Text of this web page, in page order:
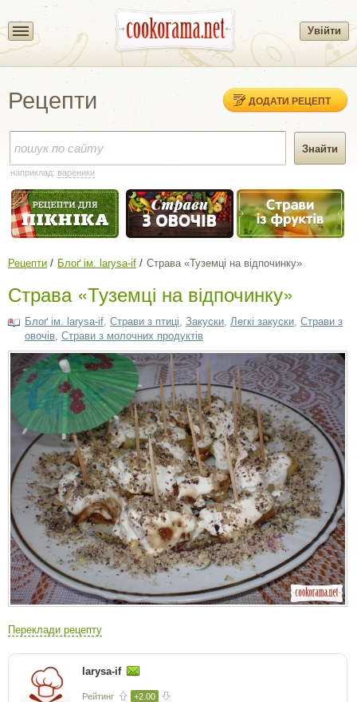
Увійти
Рецепти ДОДАТИ РЕЦЕПТ
наприклад: вареники
Рецепти Блоґ ім. larysa-if Страва «Туземці на відпочинку»
Страва «Туземці на відпочинку»
Блоґ ім. larysa-if Страви з птиці Закуски Легкі закуски Страви з
овочів Страви з молочних продуктів
Переклади рецепту
larysa-if
Рейтинг +2.00